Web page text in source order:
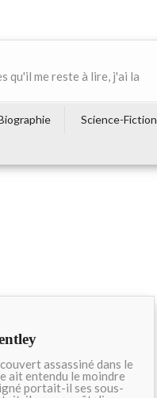
qu'il me reste à lire, j'ai la
Science-Fiction
assassiné dans le
ait entendu le moindre
portait-il ses sous-